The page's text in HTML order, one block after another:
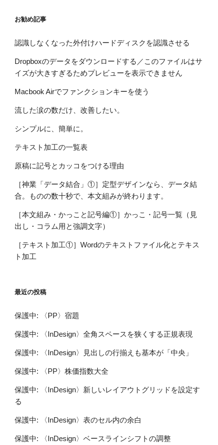
お勧め記事
認識しなくなった外付けハードディスクを認識させる
Dropboxのデータをダウンロードする／このファイルはサ
イズが大きすぎるためプレビューを表示できません
Macbook Airでファンクションキーを使う
流した涙の数だけ、改善したい。
シンプルに、簡単に。
テキスト加工の一覧表
原稿に記号とカッコをつける理由
［神業「データ結合」①］定型デザインなら、データ結
合。ものの数十秒で、本文組みが終わります。
［本文組み・かっこと記号編①］かっこ・記号一覧（見
出し・コラム用と強調文字）
［テキスト加工①］Wordのテキストファイル化とテキス
ト加工
最近の投稿
保護中: 〈PP〉宿題
保護中: 〈InDesign〉全角スペースを狭くする正規表現
保護中: 〈InDesign〉見出しの行揃えも基本が「中央」
保護中: 〈PP〉株価指数大全
保護中: 〈InDesign〉新しいレイアウトグリッドを設定す
る
保護中: 〈InDesign〉表のセル内の余白
保護中: 〈InDesign〉ベースラインシフトの調整